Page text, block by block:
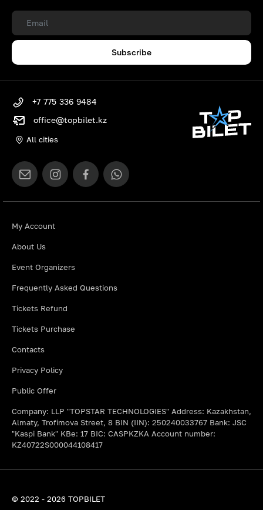
Subscribe
My Account
About Us
Event Organizers
Frequently Asked Questions
Tickets Refund
Tickets Purchase
Contacts
Privacy Policy
Public Offer
Company: LLP "TOPSTAR TECHNOLOGIES" Address: Kazakhstan,
Almaty, Trofimova Street, 8 BIN (IIN): 250240033767 Bank: JSC
"Kaspi Bank" KBe: 17 BIC: CASPKZKA Account number:
KZ40722S000044108417
+7 775 336 9484
office@topbilet.kz
All cities
© 2022 - 2026 TOPBILET